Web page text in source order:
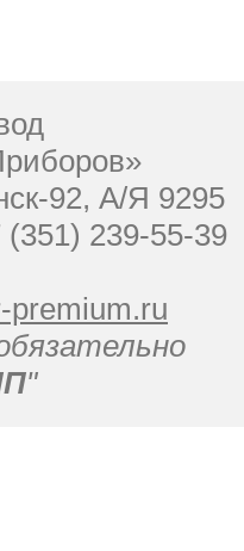
92, А/Я 9295
239-55-39
premium.ru
"